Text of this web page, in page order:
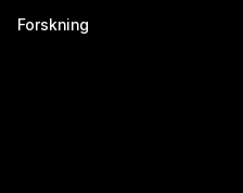
Forskning